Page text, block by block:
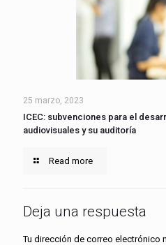
25 marzo, 2023
ICEC: subvenciones para el
audiovisuales y su auditoría
Read more
Deja una respuesta
Tu dirección de correo electrónico